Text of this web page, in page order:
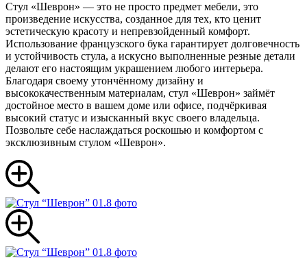
Стул «Шеврон» — это не просто предмет мебели, это
произведение искусства, созданное для тех, кто ценит
эстетическую красоту и непревзойденный комфорт.
Использование французского бука гарантирует долговечность
и устойчивость стула, а искусно выполненные резные детали
делают его настоящим украшением любого интерьера.
Благодаря своему утончённому дизайну и
высококачественным материалам, стул «Шеврон» займёт
достойное место в вашем доме или офисе, подчёркивая
высокий статус и изысканный вкус своего владельца.
Позвольте себе наслаждаться роскошью и комфортом с
эксклюзивным стулом «Шеврон».